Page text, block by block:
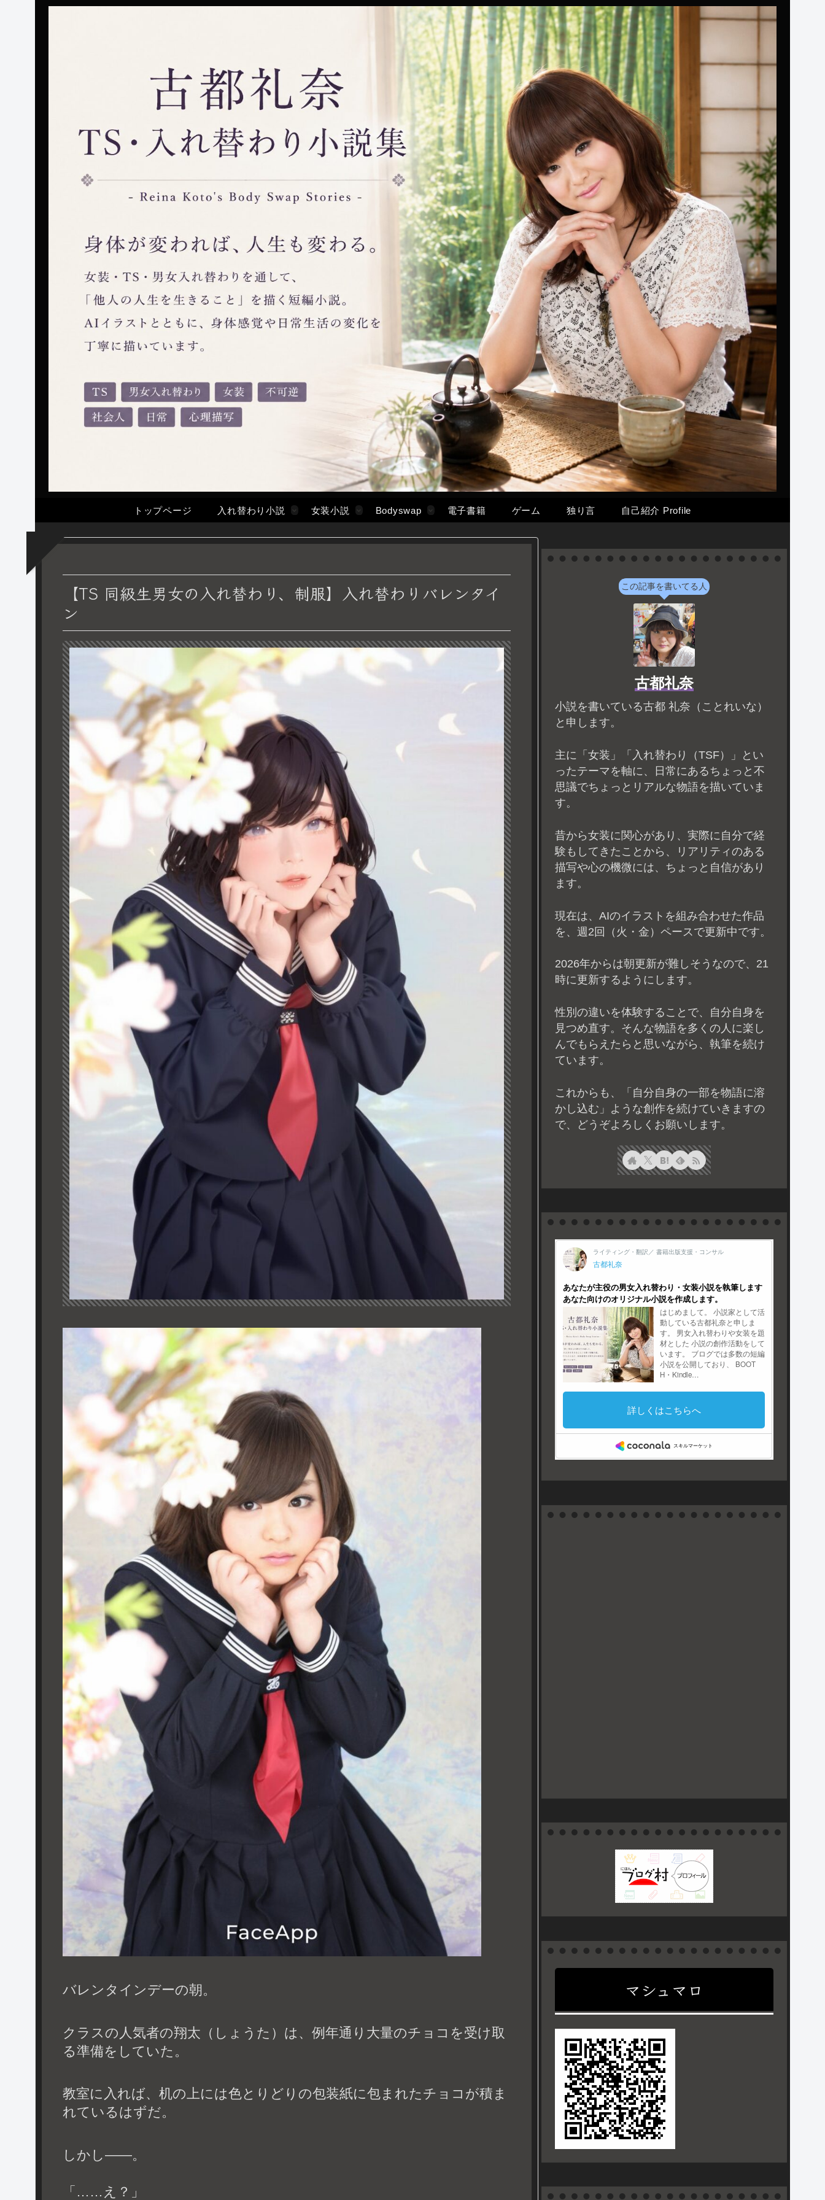
トップページ 入れ替わり小説 女装小説 Bodyswap 電子書籍 ゲーム 独り言 自己紹介 Profile
【TS 同級生男女の入れ替わり、制服】入れ替わりバレンタイ
ン
バレンタインデーの朝。
クラスの人気者の翔太（しょうた）は、例年通り大量のチョコを受け取
る準備をしていた。
教室に入れば、机の上には色とりどりの包装紙に包まれたチョコが積ま
れているはずだ。
しかし——。
「……え？」
この記事を書いてる人
古都礼奈
小説を書いている古都 礼奈（ことれいな）
と申します。
主に「女装」「入れ替わり（TSF）」とい
ったテーマを軸に、日常にあるちょっと不
思議でちょっとリアルな物語を描いていま
す。
昔から女装に関心があり、実際に自分で経
験もしてきたことから、リアリティのある
描写や心の機微には、ちょっと自信があり
ます。
現在は、AIのイラストを組み合わせた作品
を、週2回（火・金）ペースで更新中です。
2026年からは朝更新が難しそうなので、21
時に更新するようにします。
性別の違いを体験することで、自分自身を
見つめ直す。そんな物語を多くの人に楽し
んでもらえたらと思いながら、執筆を続け
ています。
これからも、「自分自身の一部を物語に溶
かし込む」ような創作を続けていきますの
で、どうぞよろしくお願いします。
マシュマロ